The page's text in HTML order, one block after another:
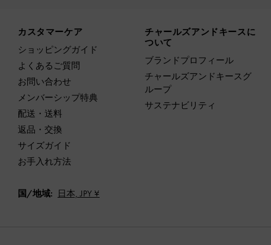
カスタマーケア
ショッピングガイド
よくあるご質問
お問い合わせ
メンバーシップ特典
配送・送料
返品・交換
サイズガイド
お手入れ方法
チャールズアンドキースに
ついて
ブランドプロフィール
チャールズアンドキースグ
ループ
サステナビリティ
国/地域: 日本, JPY ¥